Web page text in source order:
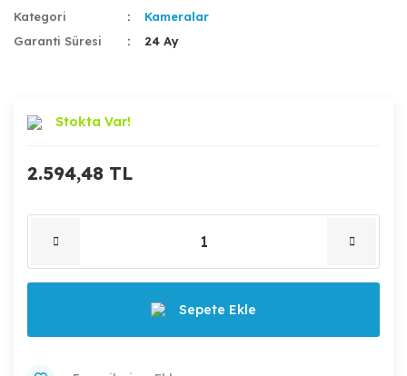
Kategori
Kameralar
Garanti Süresi
24 Ay
Stokta Var!
2.594,48 TL
Sepete Ekle